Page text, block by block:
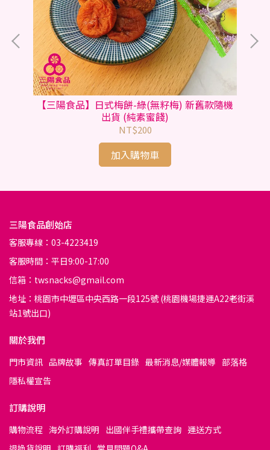
【三陽食品】日式梅餅-綠(無籽梅) 新舊款隨機
出貨 (純素蜜餞)
NT$200
加入購物車
三陽食品創始店
客服專線：03-4223419
客服時間：平日9:00-17:00
信箱：twsnacks@gmail.com
地址：桃園市中壢區中央西路一段125號 (桃園機場捷運A22老街溪
站1號出口)
關於我們
門市資訊 品牌故事 傳真訂單目錄 最新消息/媒體報導 部落格
隱私權宣告
訂購說明
購物流程 海外訂購說明 出國伴手禮攜帶查詢 運送方式